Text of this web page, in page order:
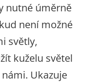
nutné úměrně
není možné
světly,
kuželu světel
Ukazuje